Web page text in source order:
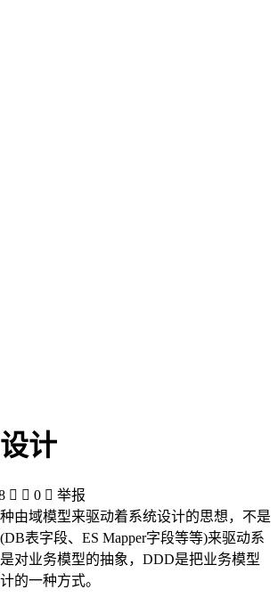
计
  0  举报
由域模型来驱动着系统设计的思想，不是
表字段、ES Mapper字段等等)来驱动系
对业务模型的抽象，DDD是把业务模型
的一种方式。